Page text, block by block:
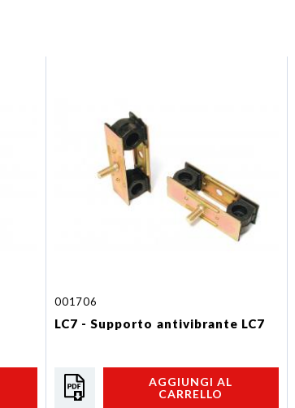
001706
LC7 - Supporto antivibrante LC7
AGGIUNGI AL
CARRELLO